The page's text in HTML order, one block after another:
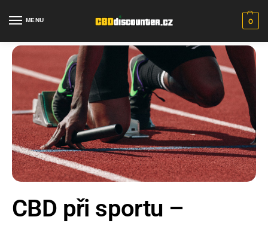
MENU 0
CBD při sportu –